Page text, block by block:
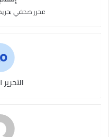
محرر صحفي بجريدة
التحرير